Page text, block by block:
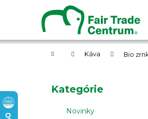
Domov Káva Bio
Preskočiť
kategórie
Kategórie
Novinky
í
Späť
do
Späť
do